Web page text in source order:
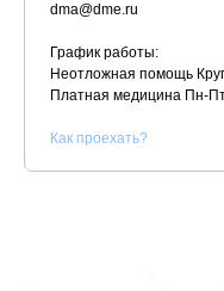
dma@dme.ru
График работы:
Неотложная помощь
Платная медицина Пн-
Как проехать?